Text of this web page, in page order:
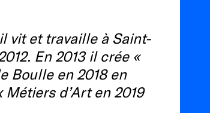
vit et travaille à Saint-
En 2013 il crée «
Boulle en 2018 en
d’Art en 2019